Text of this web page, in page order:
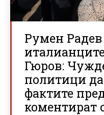
Румен Радев
Гюров:
политици да
фактите
коментират